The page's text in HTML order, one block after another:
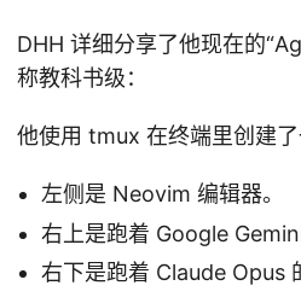
DHH 详细分享了他现在的
称教科书级：
他使用 tmux 在终端里创建了
左侧是 Neovim 编辑器。
右上是跑着 Google
右下是跑着 Claude Opus